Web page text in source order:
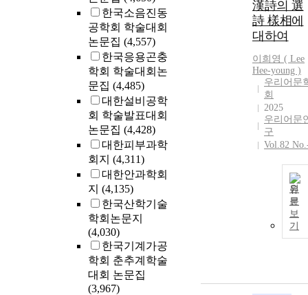
한국소음진동
공학회 학술대회
논문집 (4,557)
한국응용곤충
학회 학술대회논
문집 (4,485)
대한설비공학
회 학술발표대회
논문집 (4,428)
대한피부과학
회지 (4,311)
대한안과학회
지 (4,135)
한국산학기술
학회논문지
(4,030)
한국기계가공
학회 춘추계학술
대회 논문집
(3,967)
漢詩의 選
詩 樣相에
대하여
이희영 ( Lee
Hee-young )
우리어문
회
2025
우리어문
구
Vol.82
원
문
보
기